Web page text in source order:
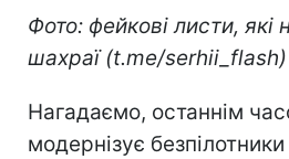
Фото: фейкові листи, які
шахраї (t.me/serhii_flash)
Нагадаємо, останнім
модернізує